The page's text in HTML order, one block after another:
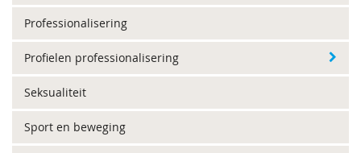
Professionalisering
Profielen professionalisering
Seksualiteit
Sport en beweging